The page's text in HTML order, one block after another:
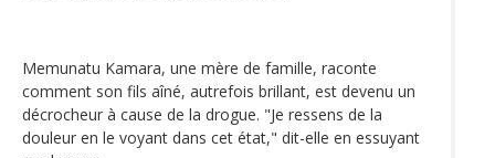
Memunatu Kamara, une mère de famille, raconte
comment son fils aîné, autrefois brillant, est devenu un
décrocheur à cause de la drogue. "Je ressens de la
douleur en le voyant dans cet état," dit-elle en essuyant